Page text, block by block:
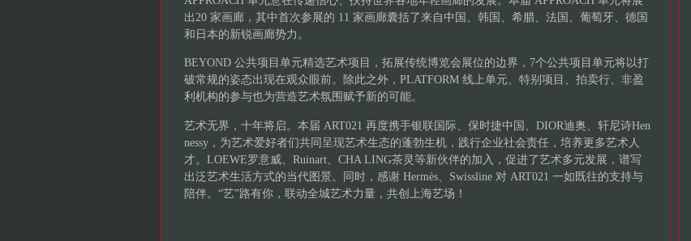
出20 家画廊，其中首次参展的 11 家画廊囊括了来自中国、韩国、希腊、法国、葡萄牙、德国
和日本的新锐画廊势力。
BEYOND 公共项目单元精选艺术项目，拓展传统博览会展位的边界，7个公共项目单元将以打
破常规的姿态出现在观众眼前。除此之外，PLATFORM 线上单元、特别项目、拍卖行、非盈
利机构的参与也为营造艺术氛围赋予新的可能。
艺术无界，十年将启。本届 ART021 再度携手银联国际、保时捷中国、DIOR迪奥、轩尼诗Hen
nessy，为艺术爱好者们共同呈现艺术生态的蓬勃生机，践行企业社会责任，培养更多艺术人
才。LOEWE罗意威、Ruinart、CHA LING茶灵等新伙伴的加入，促进了艺术多元发展，谱写
出泛艺术生活方式的当代图景。同时，感谢 Hermès、Swissline 对 ART021 一如既往的支持与
陪伴。“艺”路有你，联动全城艺术力量，共创上海艺场！